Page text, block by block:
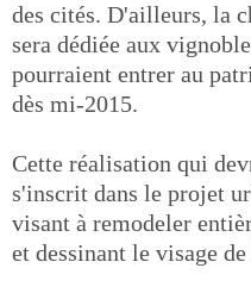
des cités. D'ailleurs, la
sera dédiée aux
pourraient entrer au
dès mi-2015.
Cette réalisation qui
s'inscrit dans le projet
visant à remodeler
et dessinant le visage